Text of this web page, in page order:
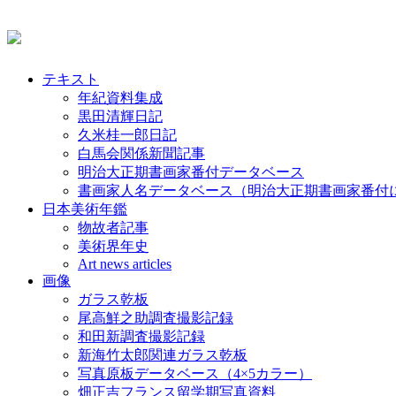
テキスト
年紀資料集成
黒田清輝日記
久米桂一郎日記
白馬会関係新聞記事
明治大正期書画家番付データベース
書画家人名データベース（明治大正期書画家番付
日本美術年鑑
物故者記事
美術界年史
Art news articles
画像
ガラス乾板
尾高鮮之助調査撮影記録
和田新調査撮影記録
新海竹太郎関連ガラス乾板
写真原板データベース（4×5カラー）
畑正吉フランス留学期写真資料